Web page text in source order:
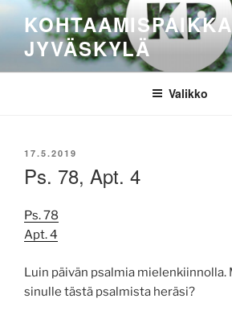
sisältöönKOHTAAMISPAIKKA
JYVÄSKYLÄ
Valikko
JULKAISTU
17.5.2019
Ps. 78, Apt. 4
Ps. 78
Apt. 4
Luin päivän psalmia
sinulle tästä psalmista heräsi?